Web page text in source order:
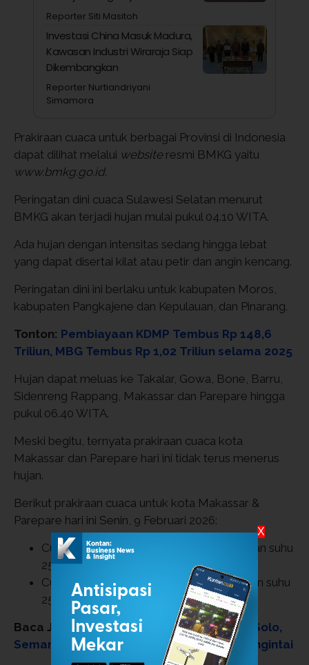
Reporter Siti Masitoh
Investasi China Masuk Madura,
Kawasan Industri Wiraraja Siap
Dikembangkan
Reporter Nurtiandriyani
Simamora
Prakiraan cuaca untuk berbagai Provinsi di Indonesia
dapat dilihat melalui website resmi BMKG yaitu
www.bmkg.go.id.
Peringatan dini cuaca Sulawesi Selatan menurut
BMKG akan terjadi hujan mulai pukul 04.10 WITA.
Ada hujan dengan intensitas sedang hingga lebat
yang dapat disertai kilat atau petir dan angin kencang.
Peringatan dini ini berlaku untuk kabupaten Moros,
kabupaten Pangkajene dan Kepulauan, dan Pinarang.
Tonton: Pembiayaan KDMP Tembus Rp 148,6
Triliun, MBG Tembus Rp 1,02 Triliun selama 2025
Hujan dapat meluas ke Takalar, Gowa, Bone, Barru,
Sidenreng Rappang, Makassar dan Parepare hingga
pukul 06.40 WITA.
Meski begitu, ternyata prakiraan cuaca kota
Makassar dan Parepare hari ini tidak terus menerus
hujan.
Berikut prakiraan cuaca untuk kota Makassar &
Parepare hari ini Senin, 9 Februari 2026:
Cuaca kota Makassar hari ini: cerah dengan suhu
25-300C, kelembapan 66-93%
Cuaca kota Parepare hari ini: cerah dengan suhu
25-300C, kelembapan 67-89%
Baca Juga:Prakiraan Cuaca Yogyakarta, Solo,
Semarang Senin: Risiko Hujan Sedang Mengintai
X